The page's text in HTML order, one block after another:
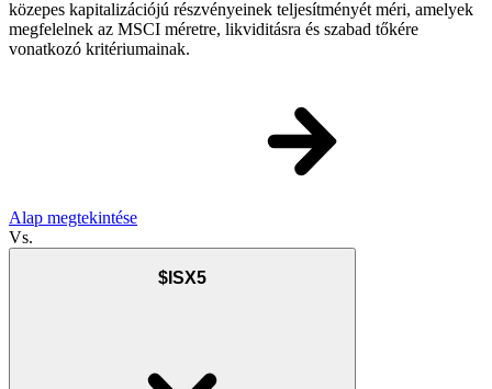
közepes kapitalizációjú részvényeinek teljesítményét méri, amelyek
megfelelnek az MSCI méretre, likviditásra és szabad tőkére
vonatkozó kritériumainak.
Alap megtekintése
Vs.
$ISX5